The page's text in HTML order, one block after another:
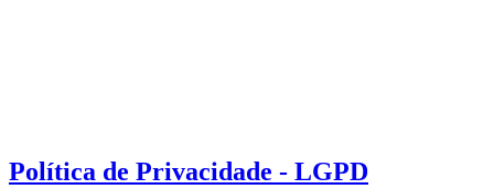
Política de Privacidade - LGPD